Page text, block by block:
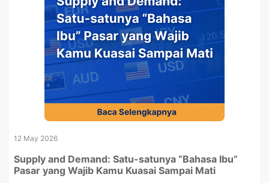
12 May 2026
Supply and Demand: Satu-satunya “Bahasa Ibu”
Pasar yang Wajib Kamu Kuasai Sampai Mati